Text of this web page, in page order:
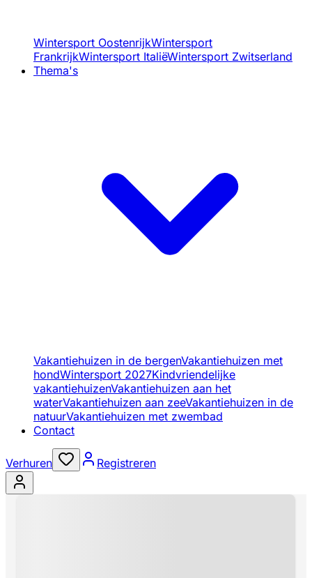
Wintersport OostenrijkWintersport
FrankrijkWintersport ItaliëWintersport Zwitserland
Thema's
Vakantiehuizen in de bergenVakantiehuizen met
hondWintersport 2027Kindvriendelijke
vakantiehuizenVakantiehuizen aan het
waterVakantiehuizen aan zeeVakantiehuizen in de
natuurVakantiehuizen met zwembad
Contact
Verhuren Registreren